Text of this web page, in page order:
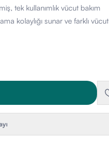
tek kullanımlık vücut bakım
kolaylığı sunar ve farklı vücut